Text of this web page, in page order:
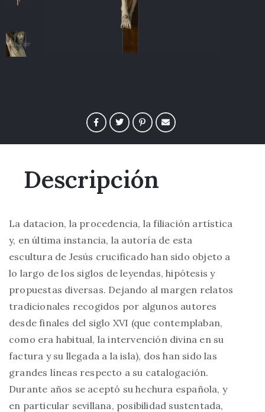
Descripción
La datacion, la procedencia, la filiación artística
y, en última instancia, la autoría de esta
escultura de Jesús crucificado han sido objeto a
lo largo de los siglos de leyendas, hipótesis y
propuestas diversas. Dejando al margen relatos
tradicionales recogidos por algunos autores
desde finales del siglo XVI (que contemplaban,
como era habitual, la intervención divina en su
factura y su llegada a la isla), dos han sido las
grandes líneas respecto a su catalogación.
Durante años se aceptó su hechura española, y
en particular sevillana, posibilidad sustentada,